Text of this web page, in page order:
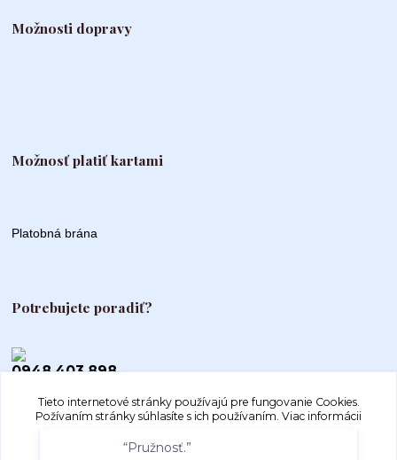
Možnosti dopravy
Možnosť platiť kartami
Platobná brána
Potrebujete poradiť?
0948 403 898
info@autogood.sk
Tieto internetové stránky používajú pre fungovanie Cookies.
Požívaním stránky súhlasíte s ich používaním. Viac informácii
“Pružnosť.”